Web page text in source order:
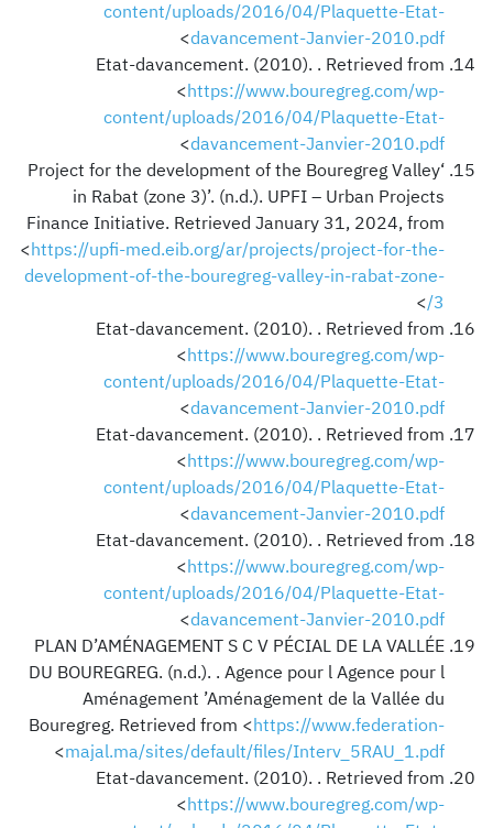
content/uploads/2016/04/Plaquette-Etat-
davancement-Janvier-2010.pdf
>
Etat-davancement. (2010). . Retrieved from
<https://www.bouregreg.com/wp-
content/uploads/2016/04/Plaquette-Etat-
davancement-Janvier-2010.pdf
>
‘Project for the development of the Bouregreg Valley
in Rabat (zone 3)’. (n.d.). UPFI – Urban Projects
Finance Initiative. Retrieved January 31, 2024, from
<https://upfi-med.eib.org/ar/projects/project-for-the-
development-of-the-bouregreg-valley-in-rabat-zone-
3/
>
Etat-davancement. (2010). . Retrieved from
<https://www.bouregreg.com/wp-
content/uploads/2016/04/Plaquette-Etat-
davancement-Janvier-2010.pdf
>
Etat-davancement. (2010). . Retrieved from
<https://www.bouregreg.com/wp-
content/uploads/2016/04/Plaquette-Etat-
davancement-Janvier-2010.pdf
>
Etat-davancement. (2010). . Retrieved from
<https://www.bouregreg.com/wp-
content/uploads/2016/04/Plaquette-Etat-
davancement-Janvier-2010.pdf
>
PLAN D’AMÉNAGEMENT S C V PÉCIAL DE LA VALLÉE
DU BOUREGREG. (n.d.). . Agence pour l Agence pour l
Aménagement ’Aménagement de la Vallée du
Bouregreg. Retrieved from <https://www.federation-
majal.ma/sites/default/files/Interv_5RAU_1.pdf
>
Etat-davancement. (2010). . Retrieved from
<https://www.bouregreg.com/wp-